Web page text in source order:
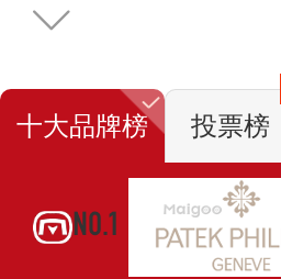
十大品牌榜 投票榜
NO.1